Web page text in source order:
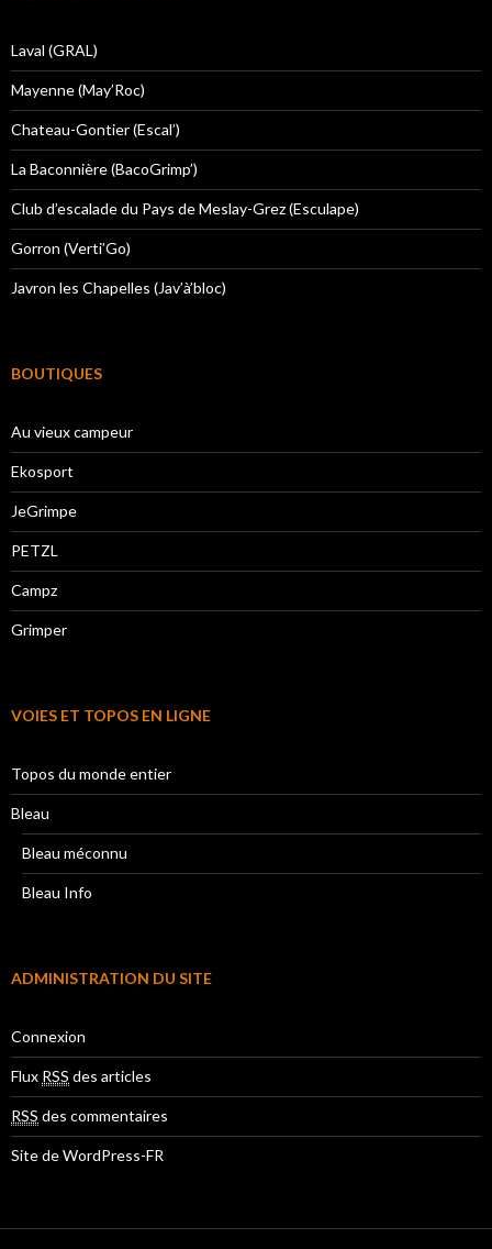
Laval (GRAL)
Mayenne (May’Roc)
Chateau-Gontier (Escal’)
La Baconnière (BacoGrimp’)
Club d’escalade du Pays de Meslay-Grez (Esculape)
Gorron (Verti’Go)
Javron les Chapelles (Jav’à’bloc)
BOUTIQUES
Au vieux campeur
Ekosport
JeGrimpe
PETZL
Campz
Grimper
VOIES ET TOPOS EN LIGNE
Topos du monde entier
Bleau
Bleau méconnu
Bleau Info
ADMINISTRATION DU SITE
Connexion
Flux RSS des articles
RSS des commentaires
Site de WordPress-FR